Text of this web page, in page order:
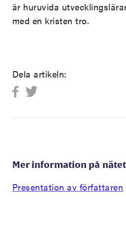
är huruvida
med en kristen tro.
Dela artikeln:
Mer information på nätet
Presentation av författaren